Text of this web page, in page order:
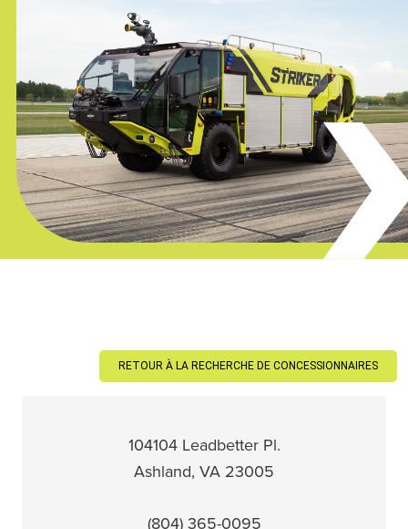
RETOUR À LA RECHERCHE DE CONCESSIONNAIRES
104104 Leadbetter Pl.
Ashland, VA 23005
(804) 365-0095